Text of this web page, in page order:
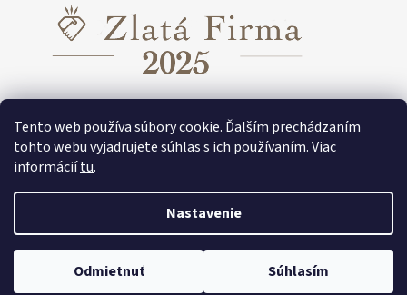
Tento web používa súbory cookie. Ďalším prechádzaním
tohto webu vyjadrujete súhlas s ich používaním. Viac
informáciítu.
Nastavenie
Odmietnuť Súhlasím
Funkčné oblečenie pre chlapcov
Funkčné oblečenie Tecnostretch